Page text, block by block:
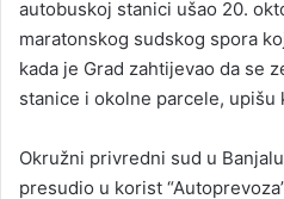
autobuskoj stanici ušao 20.
maratonskog sudskog spora
kada je Grad zahtijevao da se
stanice i okolne parcele, upišu
Okružni privredni sud u
presudio u korist